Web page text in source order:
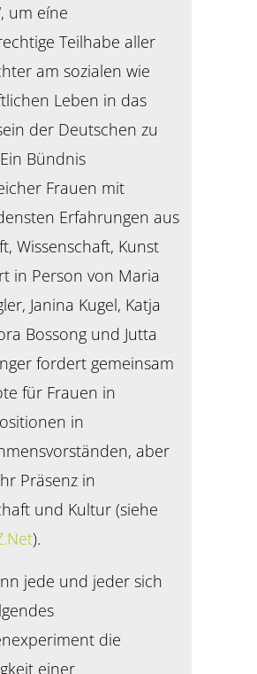
um eíne
Teilhabe aller
am sozialen wie
Leben in das
der Deutschen zu
Bündnis
Frauen mit
Erfahrungen aus
Wissenschaft, Kunst
in Person von Maria
Janina Kugel, Katja
Bossong und Jutta
fordert gemeinsam
für Frauen in
in
aber
Präsenz in
und Kultur (siehe
).
jede und jeder sich
die
einer